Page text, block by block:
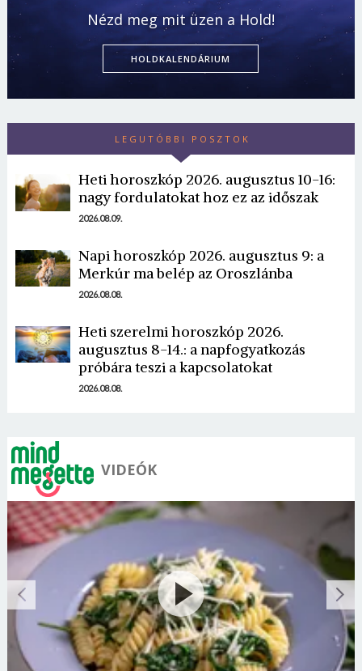
Nézd meg mit üzen a Hold!
HOLDKALENDÁRIUM
LEGUTÓBBI POSZTOK
Heti horoszkóp 2026. augusztus 10-16:
nagy fordulatokat hoz ez az időszak
2026.08.09.
Napi horoszkóp 2026. augusztus 9: a
Merkúr ma belép az Oroszlánba
2026.08.08.
Heti szerelmi horoszkóp 2026.
augusztus 8-14.: a napfogyatkozás
próbára teszi a kapcsolatokat
2026.08.08.
VIDEÓK
Borsonline bejelentkezés
E-mail cím vagy felhasználónév
Jelszó